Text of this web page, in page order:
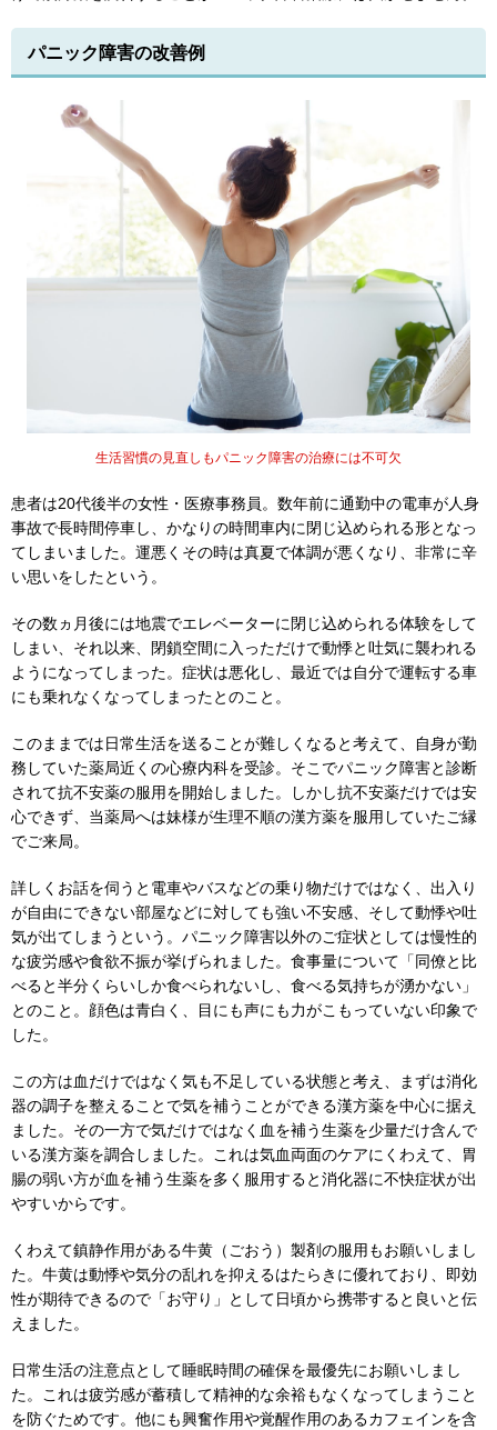
パニック障害の改善例
生活習慣の見直しもパニック障害の治療には不可欠
患者は20代後半の女性・医療事務員。数年前に通勤中の電車が人身
事故で長時間停車し、かなりの時間車内に閉じ込められる形となっ
てしまいました。運悪くその時は真夏で体調が悪くなり、非常に辛
い思いをしたという。
その数ヵ月後には地震でエレベーターに閉じ込められる体験をして
しまい、それ以来、閉鎖空間に入っただけで動悸と吐気に襲われる
ようになってしまった。症状は悪化し、最近では自分で運転する車
にも乗れなくなってしまったとのこと。
このままでは日常生活を送ることが難しくなると考えて、自身が勤
務していた薬局近くの心療内科を受診。そこでパニック障害と診断
されて抗不安薬の服用を開始しました。しかし抗不安薬だけでは安
心できず、当薬局へは妹様が生理不順の漢方薬を服用していたご縁
でご来局。
詳しくお話を伺うと電車やバスなどの乗り物だけではなく、出入り
が自由にできない部屋などに対しても強い不安感、そして動悸や吐
気が出てしまうという。パニック障害以外のご症状としては慢性的
な疲労感や食欲不振が挙げられました。食事量について「同僚と比
べると半分くらいしか食べられないし、食べる気持ちが湧かない」
とのこと。顔色は青白く、目にも声にも力がこもっていない印象で
した。
この方は血だけではなく気も不足している状態と考え、まずは消化
器の調子を整えることで気を補うことができる漢方薬を中心に据え
ました。その一方で気だけではなく血を補う生薬を少量だけ含んで
いる漢方薬を調合しました。これは気血両面のケアにくわえて、胃
腸の弱い方が血を補う生薬を多く服用すると消化器に不快症状が出
やすいからです。
くわえて鎮静作用がある牛黄（ごおう）製剤の服用もお願いしまし
た。牛黄は動悸や気分の乱れを抑えるはたらきに優れており、即効
性が期待できるので「お守り」として日頃から携帯すると良いと伝
えました。
日常生活の注意点として睡眠時間の確保を最優先にお願いしまし
た。これは疲労感が蓄積して精神的な余裕もなくなってしまうこと
を防ぐためです。他にも興奮作用や覚醒作用のあるカフェインを含